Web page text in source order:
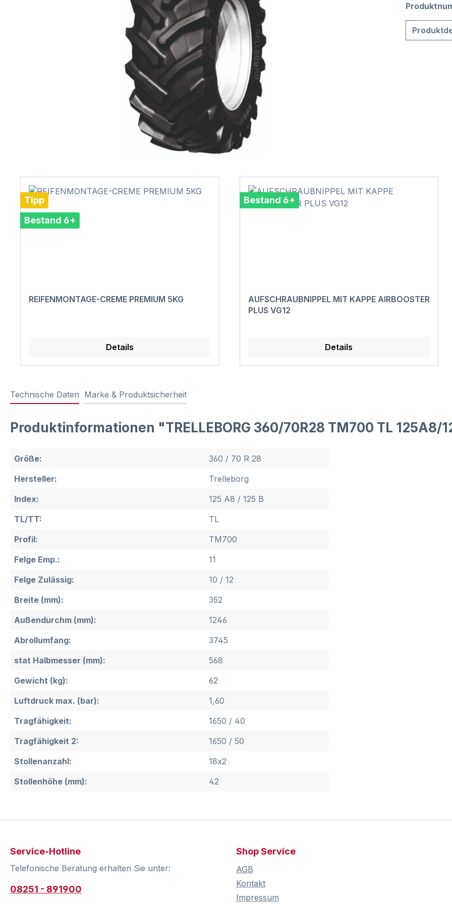
Tipp
Bestand 6+
REIFENMONTAGE-CREME PREMIUM 5KG
Details
Bestand 6+
AUFSCHRAUBNIPPEL MIT KAPPE AIRBOOSTER
PLUS VG12
Details
Technische Daten Marke & Produktsicherheit
Produktinformationen "TRELLEBORG 360/70R28 TM700 TL 125A8/
Größe:
360 / 70 R 28
Hersteller:
Trelleborg
Index:
125 A8 / 125 B
TL/TT:
TL
Profil:
TM700
Felge Emp.:
11
Felge Zulässig:
10 / 12
Breite (mm):
352
Außendurchm (mm):
1246
Abrollumfang:
3745
stat Halbmesser (mm):
568
Gewicht (kg):
62
Luftdruck max. (bar):
1,60
Tragfähigkeit:
1650 / 40
Tragfähigkeit 2:
1650 / 50
Stollenanzahl:
18x2
Stollenhöhe (mm):
42
Service-Hotline
Telefonische Beratung erhalten Sie unter:
08251 - 891900
Shop Service
AGB
Kontakt
Impressum